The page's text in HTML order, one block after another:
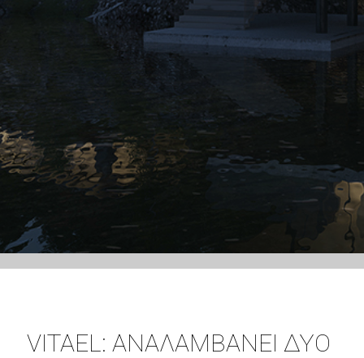
VITAEL: ΑΝΑΛΑΜΒΆΝΕΙ ΔΎΟ